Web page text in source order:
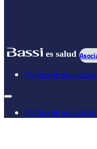
es salud
Política de privacidad
Política de privacidad